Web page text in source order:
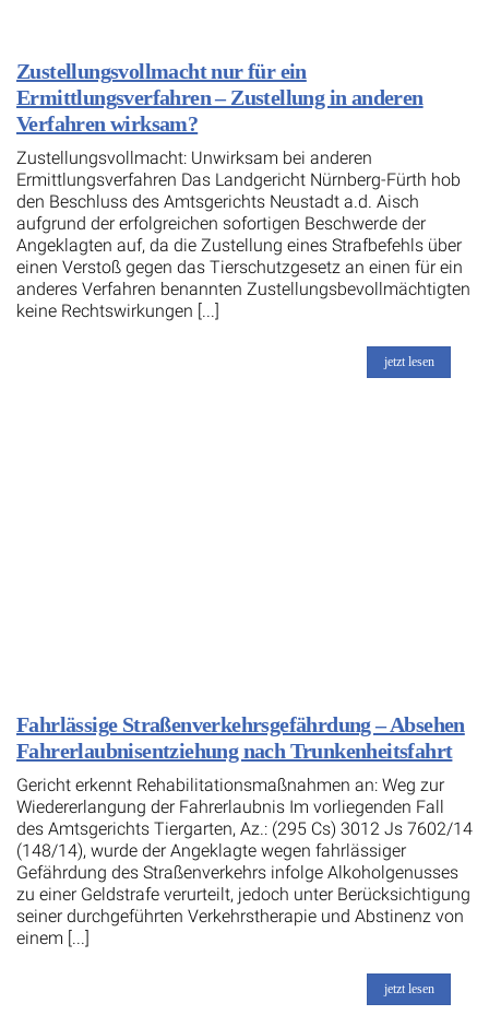
Zustellungsvollmacht nur für ein
Ermittlungsverfahren – Zustellung in anderen
Verfahren wirksam?
Zustellungsvollmacht: Unwirksam bei anderen
Ermittlungsverfahren Das Landgericht Nürnberg-Fürth hob
den Beschluss des Amtsgerichts Neustadt a.d. Aisch
aufgrund der erfolgreichen sofortigen Beschwerde der
Angeklagten auf, da die Zustellung eines Strafbefehls über
einen Verstoß gegen das Tierschutzgesetz an einen für ein
anderes Verfahren benannten Zustellungsbevollmächtigten
keine Rechtswirkungen [...]
jetzt lesen
Fahrlässige Straßenverkehrsgefährdung – Absehen
Fahrerlaubnisentziehung nach Trunkenheitsfahrt
Gericht erkennt Rehabilitationsmaßnahmen an: Weg zur
Wiedererlangung der Fahrerlaubnis Im vorliegenden Fall
des Amtsgerichts Tiergarten, Az.: (295 Cs) 3012 Js 7602/14
(148/14), wurde der Angeklagte wegen fahrlässiger
Gefährdung des Straßenverkehrs infolge Alkoholgenusses
zu einer Geldstrafe verurteilt, jedoch unter Berücksichtigung
seiner durchgeführten Verkehrstherapie und Abstinenz von
einem [...]
jetzt lesen